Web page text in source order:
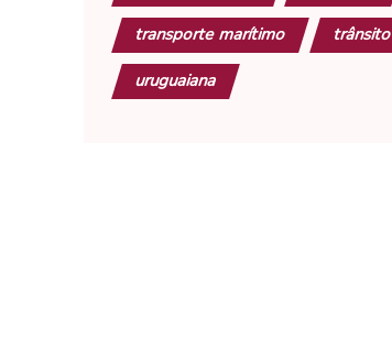
transporte marítimo trânsito
uruguaiana